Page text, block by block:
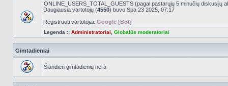
ONLINE_USERS_TOTAL_GUESTS (pagal pastarųjų 5 minučių diskusijų
Daugiausia vartotojų (4550) buvo Spa 23 2025, 07:17
Registruoti vartotojai: Google [Bot]
Legenda :: Administratoriai Globalūs moderatoriai
Gimtadieniai
Šiandien gimtadienių nėra